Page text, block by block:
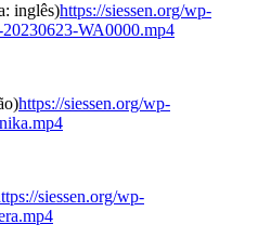
inglês)https://siessen.org/wp-
WA0000.mp4
https://siessen.org/wp-
siessen.org/wp-